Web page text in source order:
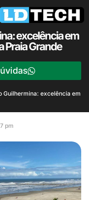
excelência em
Praia Grande
Guilhermina: excelência em
pm